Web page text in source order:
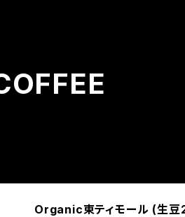
Organic東ティモール (生